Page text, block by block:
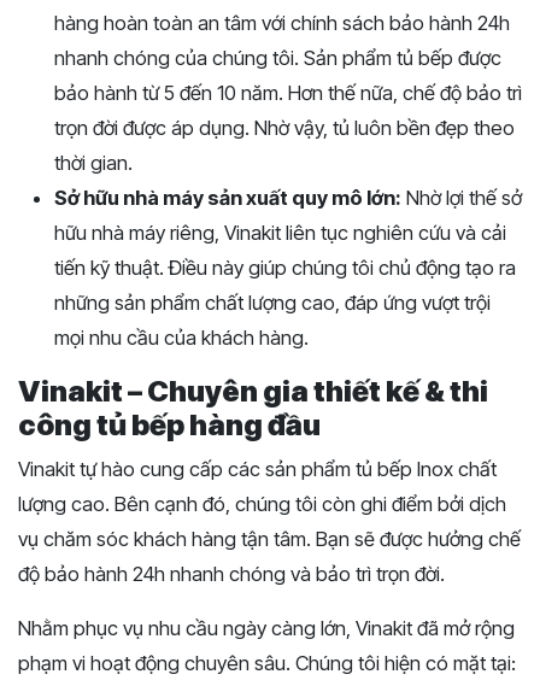
hàng hoàn toàn an tâm với chính sách bảo hành 24h
nhanh chóng của chúng tôi. Sản phẩm tủ bếp được
bảo hành từ 5 đến 10 năm. Hơn thế nữa, chế độ bảo trì
trọn đời được áp dụng. Nhờ vậy, tủ luôn bền đẹp theo
thời gian.
Sở hữu nhà máy sản xuất quy mô lớn: Nhờ lợi thế sở
hữu nhà máy riêng, Vinakit liên tục nghiên cứu và cải
tiến kỹ thuật. Điều này giúp chúng tôi chủ động tạo ra
những sản phẩm chất lượng cao, đáp ứng vượt trội
mọi nhu cầu của khách hàng.
Vinakit – Chuyên gia thiết kế & thi
công tủ bếp hàng đầu
Vinakit tự hào cung cấp các sản phẩm tủ bếp Inox chất
lượng cao. Bên cạnh đó, chúng tôi còn ghi điểm bởi dịch
vụ chăm sóc khách hàng tận tâm. Bạn sẽ được hưởng chế
độ bảo hành 24h nhanh chóng và bảo trì trọn đời.
Nhằm phục vụ nhu cầu ngày càng lớn, Vinakit đã mở rộng
phạm vi hoạt động chuyên sâu. Chúng tôi hiện có mặt tại: